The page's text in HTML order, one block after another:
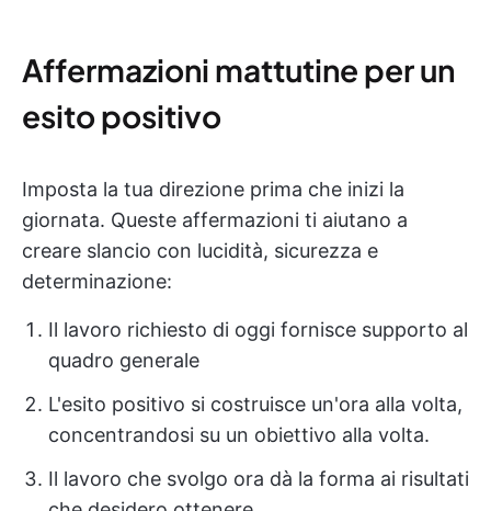
Affermazioni mattutine per un
esito positivo
Imposta la tua direzione prima che inizi la
giornata. Queste affermazioni ti aiutano a
creare slancio con lucidità, sicurezza e
determinazione:
Il lavoro richiesto di oggi fornisce supporto al
quadro generale
L'esito positivo si costruisce un'ora alla volta,
concentrandosi su un obiettivo alla volta.
Il lavoro che svolgo ora dà la forma ai risultati